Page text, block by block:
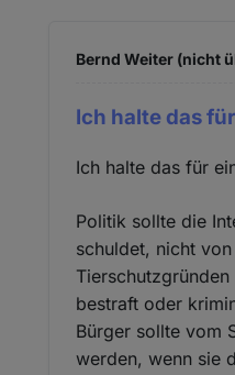
Bernd Weiter (nicht
Ich halte das
Ich halte das für
Politik sollte die
schuldet, nicht
bestraft oder
Bürger sollte vom
werden, wenn sie